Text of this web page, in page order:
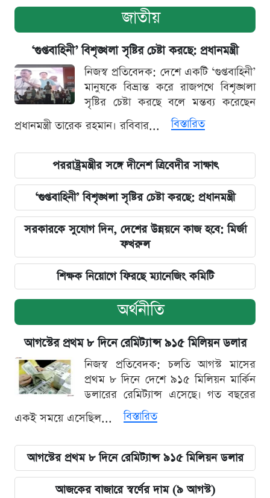
জাতীয়
‘গুপ্তবাহিনী’ বিশৃঙ্খলা সৃষ্টির চেষ্টা করছে: প্রধানমন্ত্রী
নিজস্ব প্রতিবেদক: দেশে একটি ‘গুপ্তবাহিনী’
মানুষকে বিভ্রান্ত করে রাজপথে বিশৃঙ্খলা
সৃষ্টির চেষ্টা করছে বলে মন্তব্য করেছেন
প্রধানমন্ত্রী তারেক রহমান। রবিবার...
বিস্তারিত
পররাষ্ট্রমন্ত্রীর সঙ্গে দীনেশ ত্রিবেদীর সাক্ষাৎ
‘গুপ্তবাহিনী’ বিশৃঙ্খলা সৃষ্টির চেষ্টা করছে: প্রধানমন্ত্রী
সরকারকে সুযোগ দিন, দেশের উন্নয়নে কাজ হবে: মির্জা
ফখরুল
শিক্ষক নিয়োগে ফিরছে ম্যানেজিং কমিটি
অর্থনীতি
আগস্টের প্রথম ৮ দিনে রেমিট্যান্স ৯১৫ মিলিয়ন ডলার
নিজস্ব প্রতিবেদক: চলতি আগস্ট মাসের
প্রথম ৮ দিনে দেশে ৯১৫ মিলিয়ন মার্কিন
ডলারের রেমিট্যান্স এসেছে। গত বছরের
একই সময়ে এসেছিল...
বিস্তারিত
আগস্টের প্রথম ৮ দিনে রেমিট্যান্স ৯১৫ মিলিয়ন ডলার
আজকের বাজারে স্বর্ণের দাম (৯ আগস্ট)